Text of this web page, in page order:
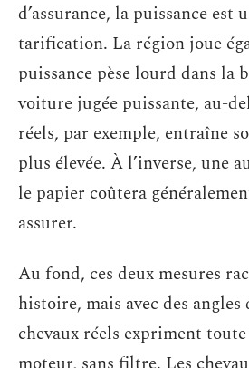
d’assurance, la puissance est
tarification. La région joue
puissance pèse lourd dans la
voiture jugée puissante, au-
réels, par exemple, entraîne
plus élevée. À l’inverse, une
le papier coûtera
assurer.
Au fond, ces deux mesures
histoire, mais avec des
chevaux réels expriment